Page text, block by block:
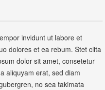
invidunt ut labore et
dolores et ea rebum. Stet clita
dolor sit amet, consetetur
aliquyam erat, sed diam
no sea takimata